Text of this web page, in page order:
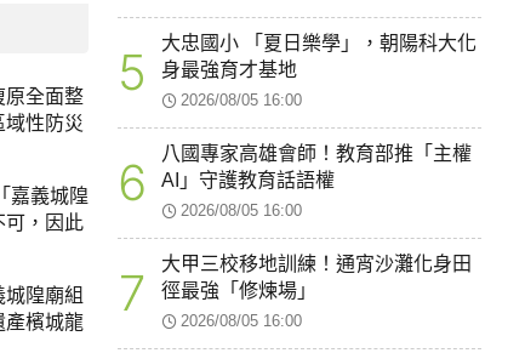
原全面整
域性防災
嘉義城隍
可，因此
隍廟組
產檳城龍
5
大忠國小 「夏日樂學」，朝陽科大化
身最強育才基地
2026/08/05 16:00
6
八國專家高雄會師！教育部推「主權
AI」守護教育話語權
2026/08/05 16:00
7
大甲三校移地訓練！通宵沙灘化身田
徑最強「修煉場」
2026/08/05 16:00